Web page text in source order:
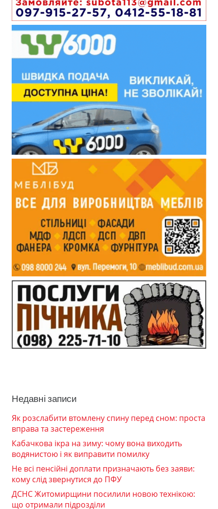
Недавні записи
Як розслабити втомлену спину перед сном: проста
вправа та застереження
Кабачкова ікра на зиму: чому вона виходить
водянистою і як виправити помилку
Не всі пенсійні доплати призначають без заяви:
кому слід звернутися до ПФУ
ДСНС Житомирщини посилили новою технікою:
що отримали підрозділи